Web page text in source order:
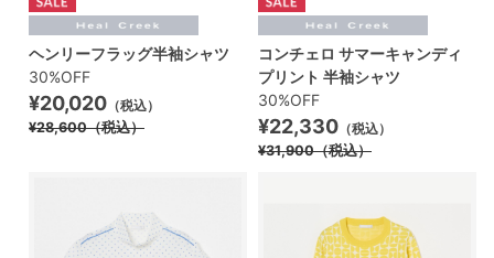
ヘンリーフラッグ半袖シャツ
30%OFF
¥20,020 （税込）
¥28,600（税込）
コンチェロ サマーキャンディ
プリント 半袖シャツ
30%OFF
¥22,330 （税込）
¥31,900（税込）